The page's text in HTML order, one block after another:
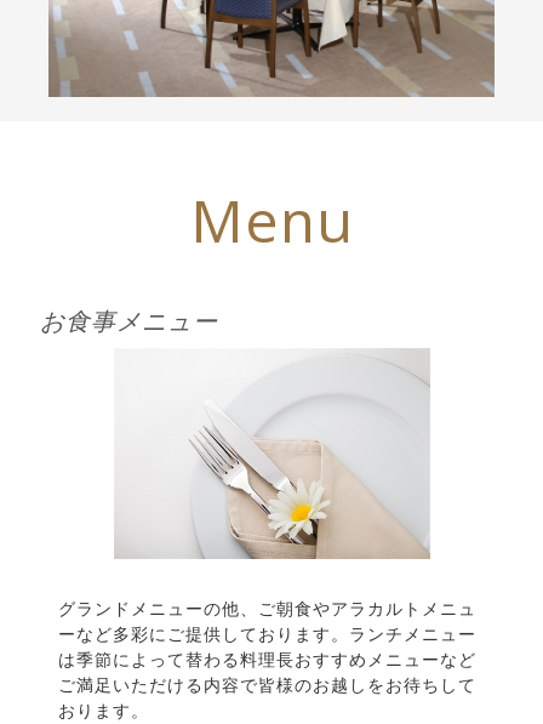
Menu
お食事メニュー
グランドメニューの他、ご朝食やアラカルトメニュ
ーなど多彩にご提供しております。ランチメニュー
は季節によって替わる料理長おすすめメニューなど
ご満足いただける内容で皆様のお越しをお待ちして
おります。